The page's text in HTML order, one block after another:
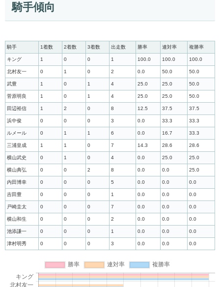
騎手傾向
騎手 1着数 2着数 3着数 出走数 勝率 連対率 複勝率
キング 1 0 0 1 100.0 100.0 100.0
北村友一 0 1 0 2 0.0 50.0 50.0
武豊 1 0 1 4 25.0 25.0 50.0
菅原明良 1 0 1 4 25.0 25.0 50.0
田辺裕信 1 2 0 8 12.5 37.5 37.5
浜中俊 0 0 0 3 0.0 33.3 33.3
ルメール 0 1 1 6 0.0 16.7 33.3
三浦皇成 1 1 0 7 14.3 28.6 28.6
横山武史 0 1 0 4 0.0 25.0 25.0
横山典弘 0 0 2 8 0.0 0.0 25.0
内田博幸 0 0 0 5 0.0 0.0 0.0
吉田豊 0 0 0 1 0.0 0.0 0.0
戸崎圭太 0 0 0 7 0.0 0.0 0.0
横山和生 0 0 0 2 0.0 0.0 0.0
池添謙一 0 0 0 1 0.0 0.0 0.0
津村明秀 0 0 0 3 0.0 0.0 0.0